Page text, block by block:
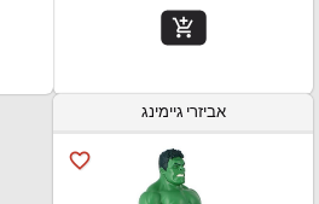
add_shopping_cart
אביזרי גיימינג
favorite_border